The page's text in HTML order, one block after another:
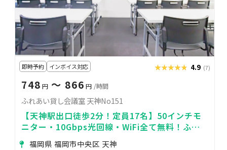
即時予約 インボイス対応 ★★★★★
★★★★★ 4.9 (7)
748 円〜 866 円 /時間
ふれあい貸し会議室 天神No151
【天神駅出口徒歩2分！定員17名】50インチモ
ニター・10Gbps光回線・WiFi全て無料！ふれ
あい貸し会議室 天神No151
福岡県 福岡市中央区 天神